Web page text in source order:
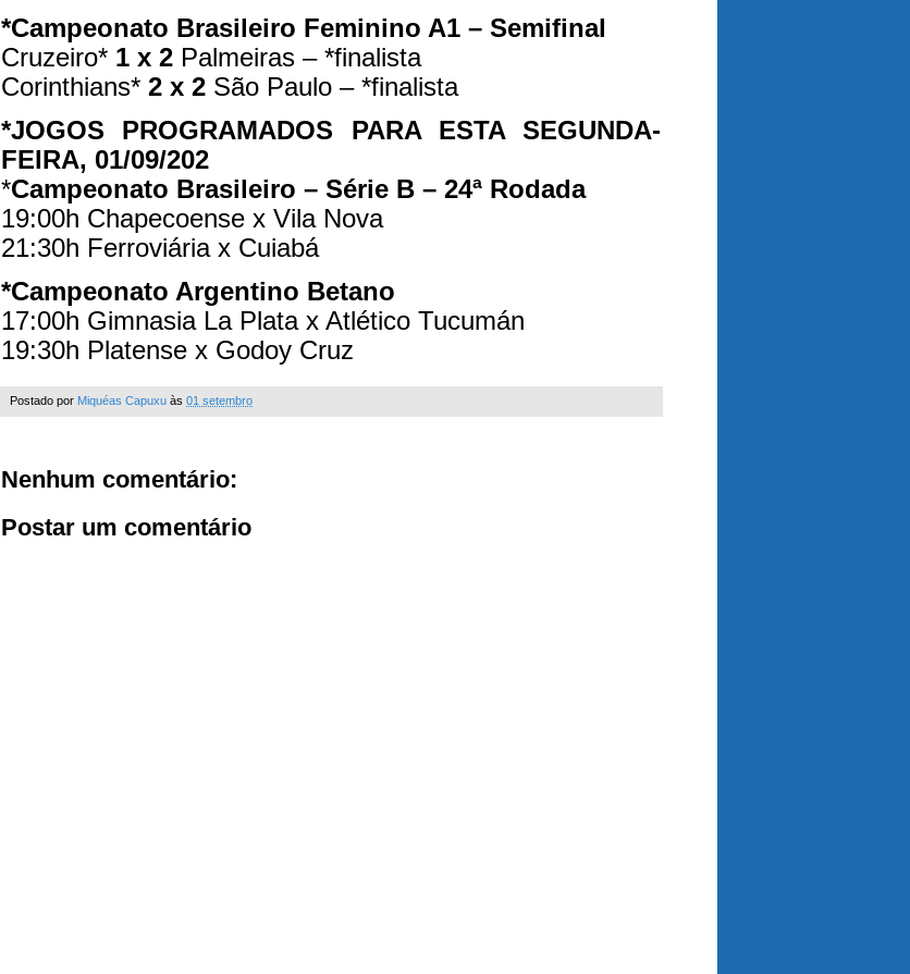
*Campeonato Brasileiro Feminino A1 – Semifinal
Cruzeiro* 1 x 2 Palmeiras – *finalista
Corinthians* 2 x 2 São Paulo – *finalista
*JOGOS PROGRAMADOS PARA ESTA SEGUNDA-
FEIRA, 01/09/202
*Campeonato Brasileiro – Série B – 24ª Rodada
19:00h Chapecoense x Vila Nova
21:30h Ferroviária x Cuiabá
*Campeonato Argentino Betano
17:00h Gimnasia La Plata x Atlético Tucumán
19:30h Platense x Godoy Cruz
Postado por Miquéas Capuxu às 01 setembro
Nenhum comentário:
Postar um comentário